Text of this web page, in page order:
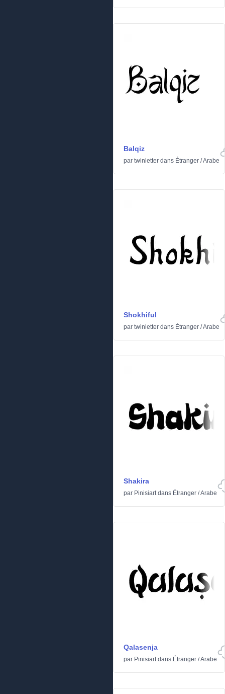
Balqiz
par twinletter dans Étranger /Arabe
Shokhiful
par twinletter dans Étranger /Arabe
Shakira
par Pinisiartdans Étranger /Arabe
Qalasenja
par Pinisiartdans Étranger /Arabe